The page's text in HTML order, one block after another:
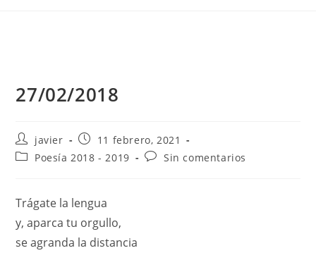
27/02/2018
javier
11 febrero, 2021
Poesía 2018 - 2019
Sin comentarios
Trágate la lengua
y, aparca tu orgullo,
se agranda la distancia